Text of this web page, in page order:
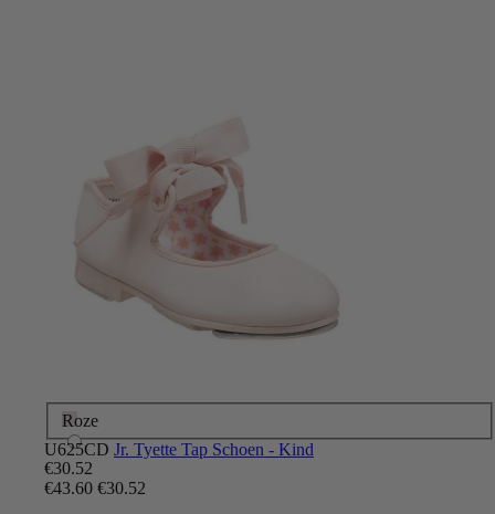
Roze
U625CD Jr. Tyette Tap Schoen - Kind
€30.52
€43.60 €30.52